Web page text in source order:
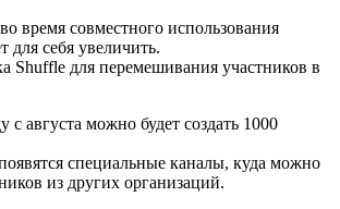
время совместного использования
для себя увеличить.
Shuffle для перемешивания участников в
августа можно будет создать 1000
специальные каналы, куда можно
из других организаций.